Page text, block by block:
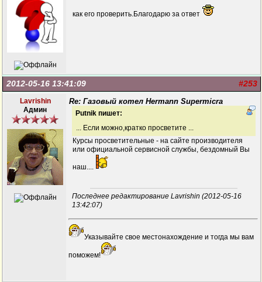
как его проверить.Благодарю за ответ
#253
2012-05-16 13:41:09
Lavrishin
Админ
Re: Газовый котел Hermann Supermicra
Putnik пишет:
... Если можно,кратко просветите ...
Курсы просветительные - на сайте производителя
или официальной сервисной службы, бездомный Вы
наш....
Последнее редактирование Lavrishin (2012-05-16
13:42:07)
Указывайте свое местонахождение и тогда мы вам
поможем!